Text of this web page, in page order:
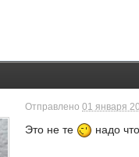
Отправлено01 января
Это не те надо